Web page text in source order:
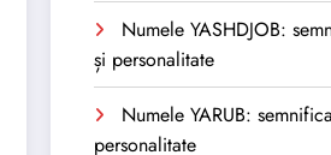
Numele YASHDJOB:
și personalitate
Numele YARUB:
personalitate